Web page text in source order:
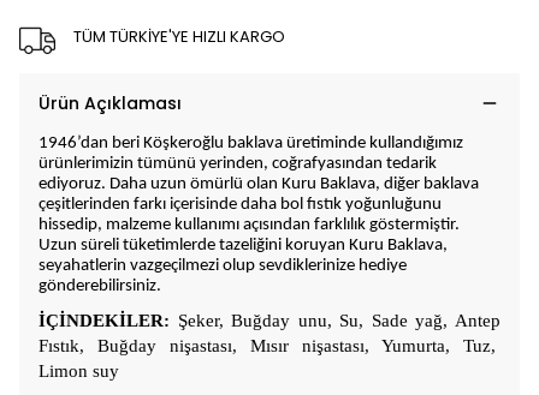
TÜM TÜRKİYE'YE HIZLI KARGO
Ürün Açıklaması
1946’dan beri Köşkeroğlu baklava üretiminde kullandığımız
ürünlerimizin tümünü yerinden, coğrafyasından tedarik
ediyoruz. Daha uzun ömürlü olan Kuru Baklava, diğer baklava
çeşitlerinden farkı içerisinde daha bol fıstık yoğunluğunu
hissedip, malzeme kullanımı açısından farklılık göstermiştir.
Uzun süreli tüketimlerde tazeliğini koruyan Kuru Baklava,
seyahatlerin vazgeçilmezi olup sevdiklerinize hediye
gönderebilirsiniz.
İÇİNDEKİLER: Şeker, Buğday unu, Su, Sade yağ, Antep
Fıstık, Buğday nişastası, Mısır nişastası, Yumurta, Tuz,
Limon suy